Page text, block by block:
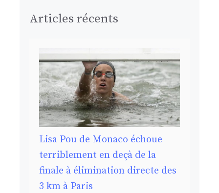
Articles récents
Lisa Pou de Monaco échoue
terriblement en deçà de la
finale à élimination directe des
3 km à Paris